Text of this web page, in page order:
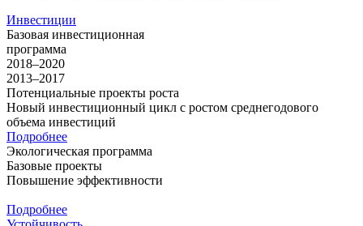
Инвестиции
Базовая инвестиционная
программа
2018–2020
2013–2017
Потенциальные проекты роста
Новый инвестиционный цикл с ростом среднегодового
объема инвестиций
Подробнее
Экологическая программа
Базовые проекты
Повышение эффективности
Подробнее